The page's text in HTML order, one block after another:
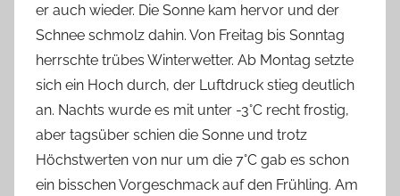
er auch wieder. Die Sonne kam hervor und der
Schnee schmolz dahin. Von Freitag bis Sonntag
herrschte trübes Winterwetter. Ab Montag setzte
sich ein Hoch durch, der Luftdruck stieg deutlich
an. Nachts wurde es mit unter -3°C recht frostig,
aber tagsüber schien die Sonne und trotz
Höchstwerten von nur um die 7°C gab es schon
ein bisschen Vorgeschmack auf den Frühling. Am